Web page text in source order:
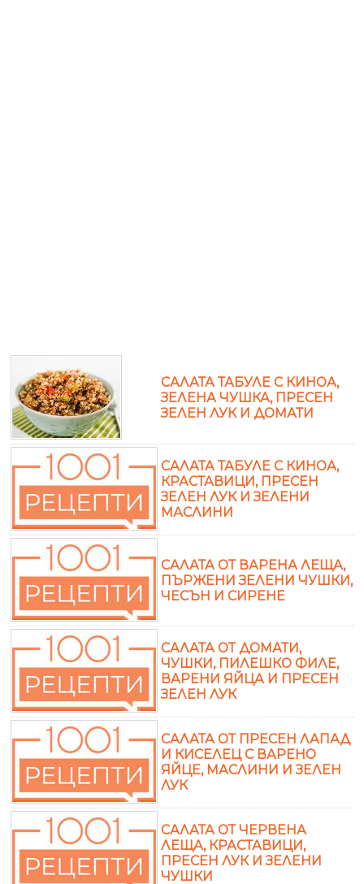
САЛАТА ТАБУЛЕ С КИНОА,
ЗЕЛЕНА ЧУШКА, ПРЕСЕН
ЗЕЛЕН ЛУК И ДОМАТИ
САЛАТА ТАБУЛЕ С КИНОА,
КРАСТАВИЦИ, ПРЕСЕН
ЗЕЛЕН ЛУК И ЗЕЛЕНИ
МАСЛИНИ
САЛАТА ОТ ВАРЕНА ЛЕЩА,
ПЪРЖЕНИ ЗЕЛЕНИ ЧУШКИ,
ЧЕСЪН И СИРЕНЕ
САЛАТА ОТ ДОМАТИ,
ЧУШКИ, ПИЛЕШКО ФИЛЕ,
ВАРЕНИ ЯЙЦА И ПРЕСЕН
ЗЕЛЕН ЛУК
САЛАТА ОТ ПРЕСЕН ЛАПАД
И КИСЕЛЕЦ С ВАРЕНО
ЯЙЦЕ, МАСЛИНИ И ЗЕЛЕН
ЛУК
САЛАТА ОТ ЧЕРВЕНА
ЛЕЩА, КРАСТАВИЦИ,
ПРЕСЕН ЛУК И ЗЕЛЕНИ
ЧУШКИ